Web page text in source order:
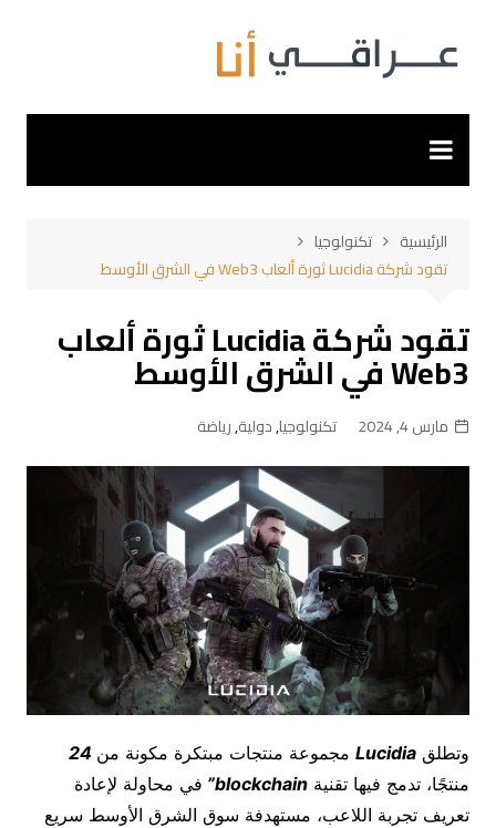
المحتوى
الرئيسية
تكنولوجيا
تقود شركة Lucidia ثورة ألعاب Web3 في الشرق الأوسط
تقود شركة Lucidia ثورة ألعاب
Web3 في الشرق الأوسط
مارس 4, 2024 تكنولوجيا,دولية,رياضة
وتطلق Lucidiaمجموعة منتجات مبتكرة مكونة من
منتجًا، تدمج فيها تقنية blockchain
” في محاولة لإعادة
تعريف تجربة اللاعب، مستهدفة سوق الشرق الأوسط سريع